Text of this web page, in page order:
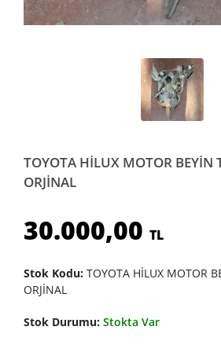
TOYOTA HİLUX MOTOR BEYİN
ORJİNAL
30.000,00 TL
Stok Kodu: TOYOTA HİLUX MOTOR
ORJİNAL
Stok Durumu: Stokta Var